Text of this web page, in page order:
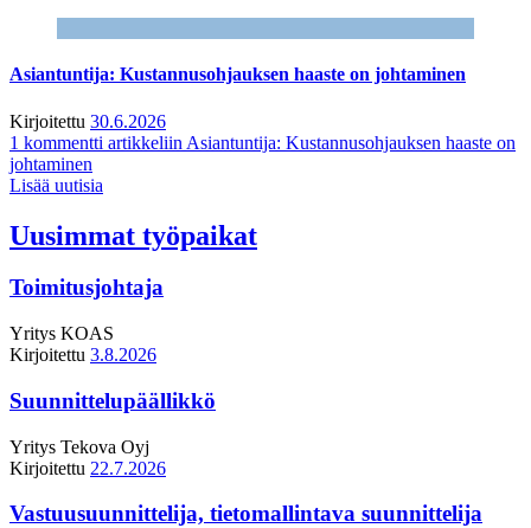
Asiantuntija: Kustannusohjauksen haaste on johtaminen
Kirjoitettu 30.6.2026
1 kommentti artikkeliin Asiantuntija: Kustannusohjauksen haaste on
johtaminen
Lisää uutisia
Uusimmat työpaikat
Toimitusjohtaja
Yritys KOAS
Kirjoitettu 3.8.2026
Suunnittelupäällikkö
Yritys Tekova Oyj
Kirjoitettu 22.7.2026
Vastuusuunnittelija, tietomallintava suunnittelija